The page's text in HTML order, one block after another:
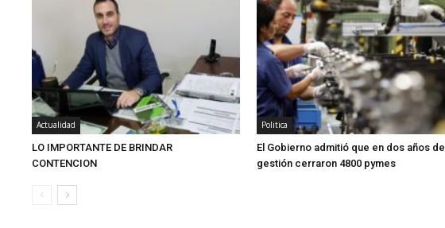
Actualidad
LO IMPORTANTE DE BRINDAR
CONTENCION
Politica
El Gobierno admitió que en dos años de
gestión cerraron 4800 pymes